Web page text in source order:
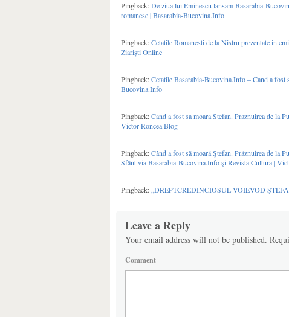
Pingback:De ziua lui Eminescu lansam Basarabia-
romanesc | Basarabia-Bucovina.Info
Pingback:Cetatile Romanesti de la Nistru prezentate in
Ziarişti Online
Pingback:Cetatile Basarabia-Bucovina.Info – Cand a fost
Bucovina.Info
Pingback:Cand a fost sa moara Stefan. Praznuirea de la
Victor Roncea Blog
Pingback:Când a fost să moară Ştefan. Prăznuirea de la
Sfânt via Basarabia-Bucovina.Info şi Revista Cultura |
Pingback: „DREPTCREDINCIOSUL VOIEVOD
Leave a Reply
Your email address will not be published.
Comment